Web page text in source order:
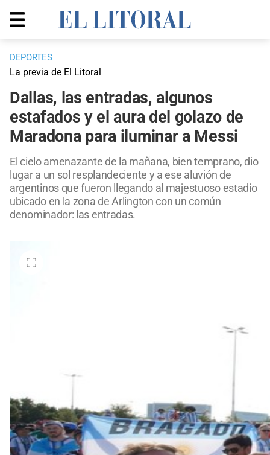
DEPORTES
La previa de El Litoral
Dallas, las entradas, algunos
estafados y el aura del golazo de
Maradona para iluminar a Messi
El cielo amenazante de la mañana, bien temprano, dio
lugar a un sol resplandeciente y a ese aluvión de
argentinos que fueron llegando al majestuoso estadio
ubicado en la zona de Arlington con un común
denominador: las entradas.